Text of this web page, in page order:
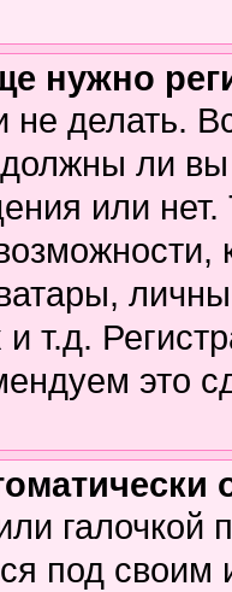
нужно
делать.
ли вы
или
и т.д.
это
галочкой
под